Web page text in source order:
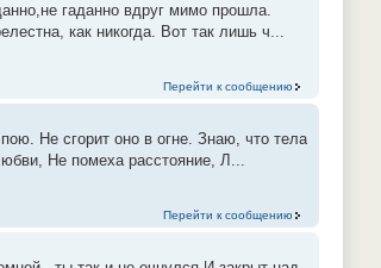
гаданно вдруг мимо прошла.
как никогда. Вот так лишь ч...
Перейти к сообщению
Не сгорит оно в огне. Знаю, что тела
Не помеха расстояние, Л...
Перейти к сообщению